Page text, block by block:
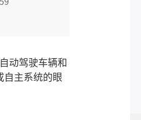
自动驾驶车辆和
自主系统的眼